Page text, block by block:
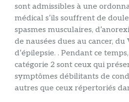
sont admissibles à une
médical s’ils souffrent de
spasmes musculaires,
de nausées dues au cancer,
d’épilepsie. . Pendant ce
catégorie 2 sont ceux qui
symptômes débilitants de
autres que ceux répertoriés